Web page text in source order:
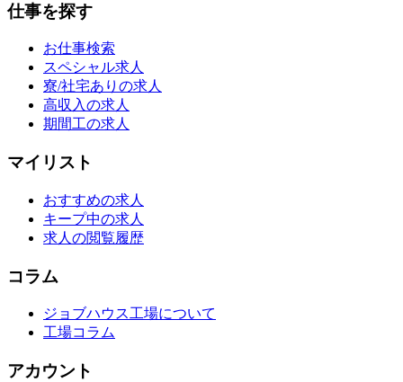
仕事を探す
お仕事検索
スペシャル求人
寮/社宅ありの求人
高収入の求人
期間工の求人
マイリスト
おすすめの求人
キープ中の求人
求人の閲覧履歴
コラム
ジョブハウス工場について
工場コラム
アカウント